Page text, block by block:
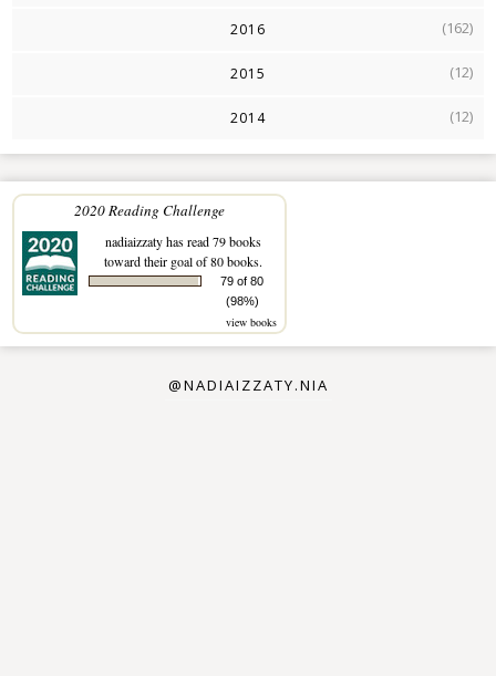
2016 (162)
2015 (12)
2014 (12)
2020 Reading Challenge
nadiaizzatyhas read 79 books
toward their goal of 80 books.
79 of 80
(98%)
view books
@NADIAIZZATY.NIA